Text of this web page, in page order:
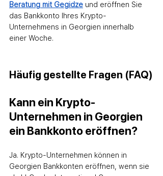
Beratung mit Gegidze und eröffnen Sie
das Bankkonto Ihres Krypto-
Unternehmens in Georgien innerhalb
einer Woche.
Häufig gestellte Fragen (FAQ)
Kann ein Krypto-
Unternehmen in Georgien
ein Bankkonto eröffnen?
Ja. Krypto-Unternehmen können in
Georgien Bankkonten eröffnen, wenn sie